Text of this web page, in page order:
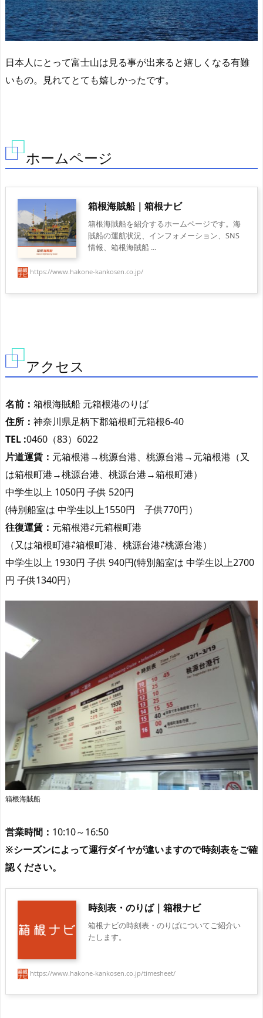
日本人にとって富士山は見る事が出来ると嬉しくなる有難
いもの。見れてとても嬉しかったです。
ホームページ
箱根海賊船｜箱根ナビ
箱根海賊船を紹介するホームページです。海
賊船の運航状況、インフォメーション、SNS
情報、箱根海賊船 ...
https://www.hakone-kankosen.co.jp/
アクセス
名前： 箱根海賊船 元箱根港のりば
住所： 神奈川県足柄下郡箱根町元箱根6-40
TEL :0460（83）6022
片道運賃： 元箱根港→桃源台港、桃源台港→元箱根港（又
は箱根町港→桃源台港、桃源台港→箱根町港）
中学生以上 1050円 子供 520円
(特別船室は 中学生以上1550円 子供770円）
往復運賃： 元箱根港⇄元箱根町港
（又は箱根町港⇄箱根町港、桃源台港⇄桃源台港）
中学生以上 1930円 子供 940円(特別船室は 中学生以上2700
円 子供1340円）
箱根海賊船
営業時間： 10:10～16:50
※シーズンによって運行ダイヤが違いますので時刻表をご確
認ください。
時刻表・のりば｜箱根ナビ
箱根ナビの時刻表・のりばについてご紹介い
たします。
https://www.hakone-kankosen.co.jp/timesheet/